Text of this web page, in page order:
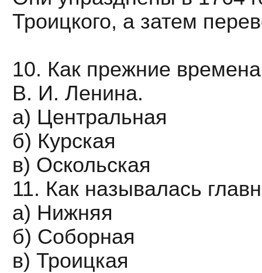
Троицкого, а затем
10. Как прежние
В. И. Ленина.
а) Центральная
б) Курская
в) Оскольская
11. Как называлась
а) Нижняя
б) Соборная
в) Троицкая